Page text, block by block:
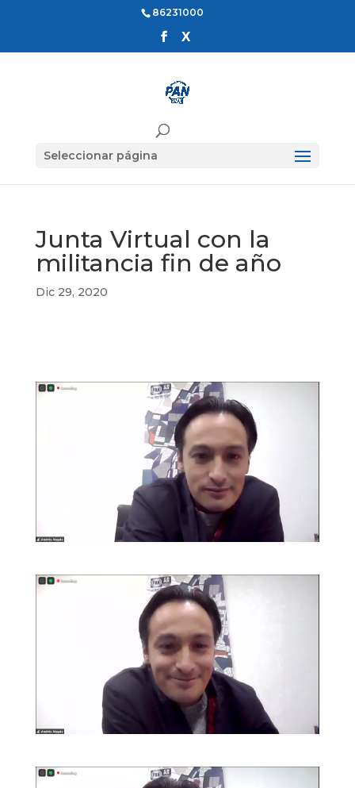
86231000
Seleccionar página
Junta Virtual con la
militancia fin de año
Dic 29, 2020